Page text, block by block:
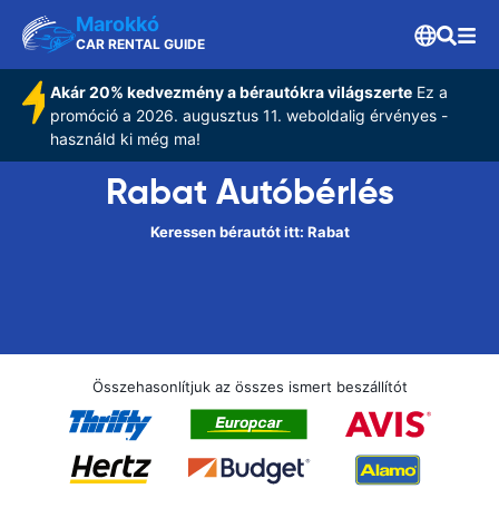
Marokkó
CAR RENTAL GUIDE
Akár 20% kedvezmény a bérautókra világszerteEz a
promóció a 2026. augusztus 11. weboldalig érvényes -
használd ki még ma!
Rabat Autóbérlés
Keressen bérautót itt: Rabat
Összehasonlítjuk az összes ismert beszállítót